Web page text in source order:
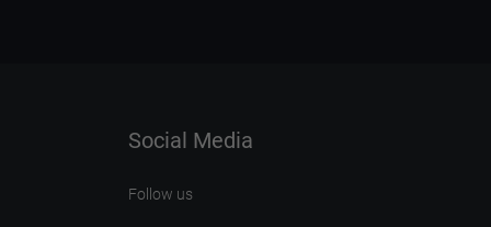
Social Media
Follow us